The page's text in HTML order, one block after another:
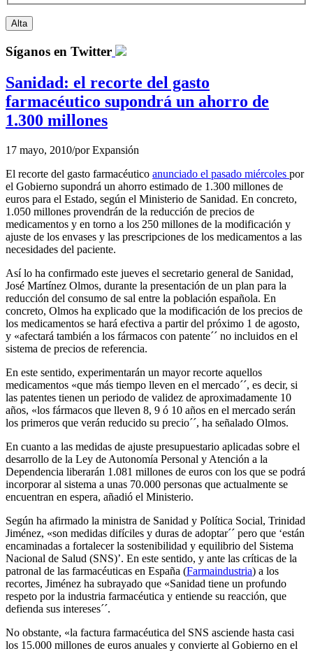
Síganos en Twitter
Sanidad: el recorte del gasto
farmacéutico supondrá un ahorro de
1.300 millones
17 mayo, 2010/porExpansión
El recorte del gasto farmacéutico anunciado el pasado miércoles por
el Gobierno supondrá un ahorro estimado de 1.300 millones de
euros para el Estado, según el Ministerio de Sanidad. En concreto,
1.050 millones provendrán de la reducción de precios de
medicamentos y en torno a los 250 millones de la modificación y
ajuste de los envases y las prescripciones de los medicamentos a las
necesidades del paciente.
Así lo ha confirmado este jueves el secretario general de Sanidad,
José Martínez Olmos, durante la presentación de un plan para la
reducción del consumo de sal entre la población española. En
concreto, Olmos ha explicado que la modificación de los precios de
los medicamentos se hará efectiva a partir del próximo 1 de agosto,
y «afectará también a los fármacos con patente´´ no incluidos en el
sistema de precios de referencia.
En este sentido, experimentarán un mayor recorte aquellos
medicamentos «que más tiempo lleven en el mercado´´, es decir, si
las patentes tienen un periodo de validez de aproximadamente 10
años, «los fármacos que lleven 8, 9 ó 10 años en el mercado serán
los primeros que verán reducido su precio´´, ha señalado Olmos.
En cuanto a las medidas de ajuste presupuestario aplicadas sobre el
desarrollo de la Ley de Autonomía Personal y Atención a la
Dependencia liberarán 1.081 millones de euros con los que se podrá
incorporar al sistema a unas 70.000 personas que actualmente se
encuentran en espera, añadió el Ministerio.
Según ha afirmado la ministra de Sanidad y Política Social, Trinidad
Jiménez, «son medidas difíciles y duras de adoptar´´ pero que ‘están
encaminadas a fortalecer la sostenibilidad y equilibrio del Sistema
Nacional de Salud (SNS)’. En este sentido, y ante las críticas de la
patronal de las farmacéuticas en España (Farmaindustria) a los
recortes, Jiménez ha subrayado que «Sanidad tiene un profundo
respeto por la industria farmacéutica y entiende su reacción, que
defienda sus intereses´´.
No obstante, «la factura farmacéutica del SNS asciende hasta casi
los 15.000 millones de euros anuales y convierte al Gobierno en el